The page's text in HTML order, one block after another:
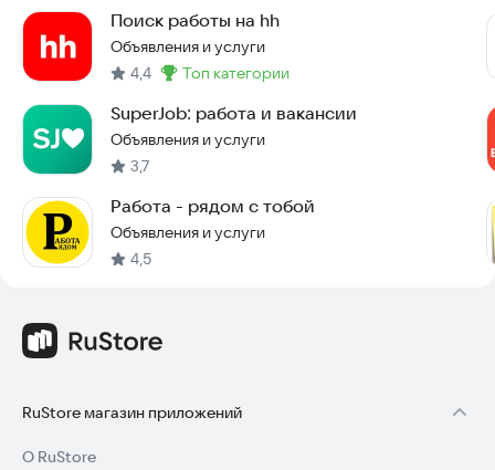
Поиск работы на hh
Объявления и услуги
4,4
Метка:
топ категории
SuperJob: работа и вакансии
Объявления и услуги
3,7
Работа - рядом с тобой
Объявления и услуги
4,5
RuStore магазин приложений
О RuStore